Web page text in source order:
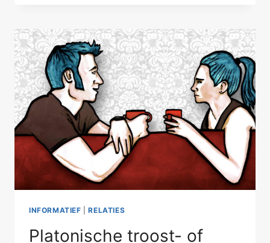
FAMILIEPROBLEMEN
V
INFORMATIEF |RELATIES
Platonische troost- of